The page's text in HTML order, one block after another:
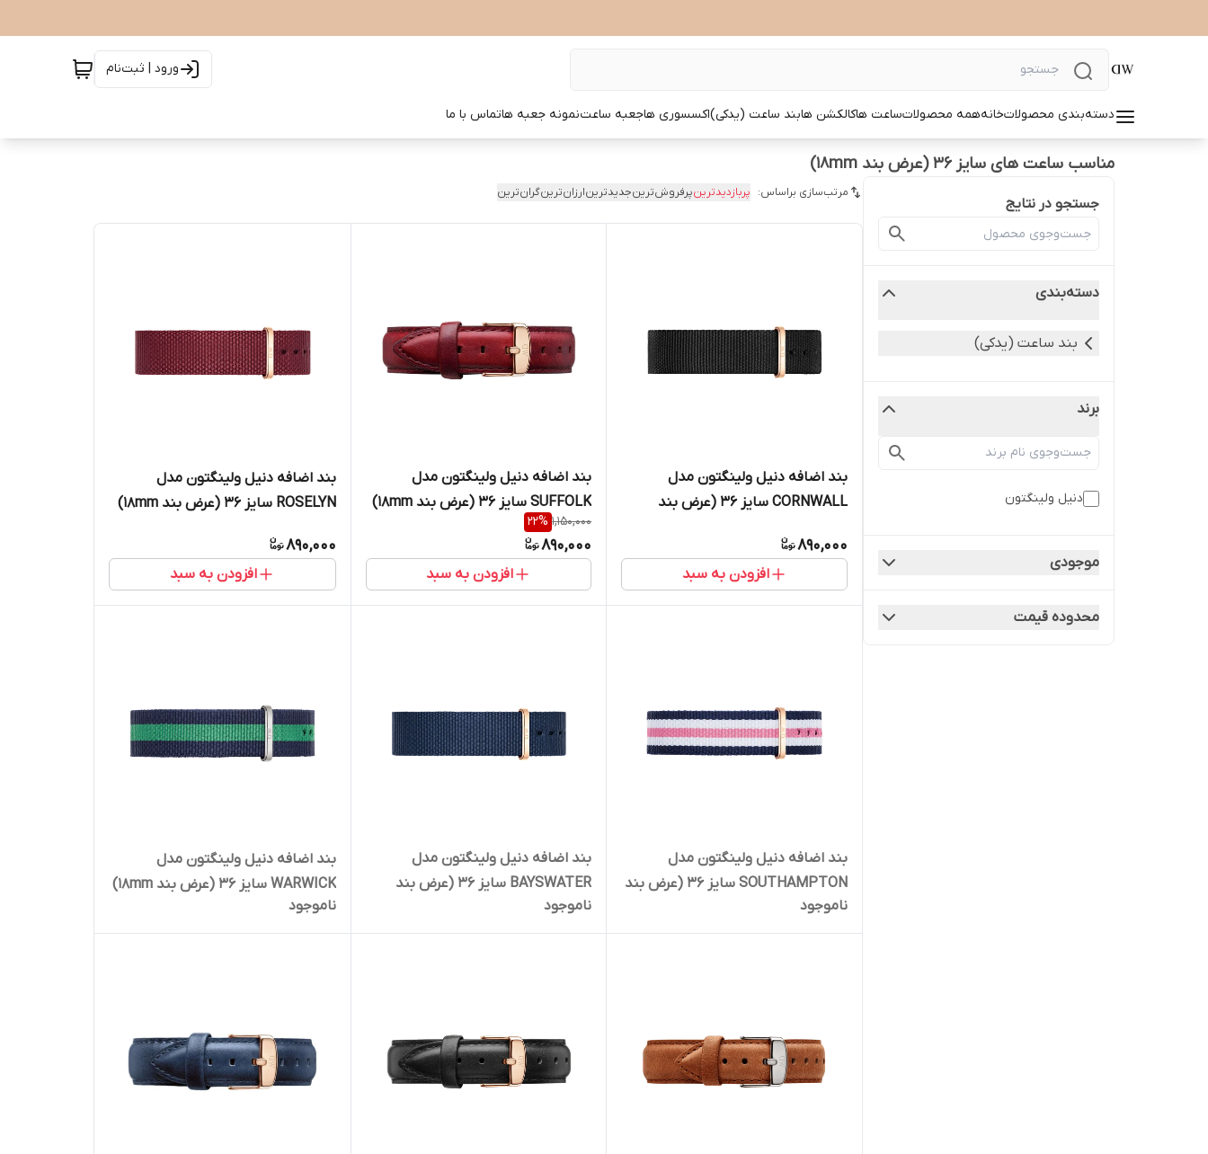
ورود | ثبت‌نام
دسته‌بندی محصولاتخانههمه محصولاتساعت هاکالکشن هابند ساعت (یدکی)اکسسوری هاجعبه ساعتنمونه جعبه هاتماس با ما
مناسب ساعت های سایز 36 (عرض بند ۱۸mm)
جستجو در نتایج
دسته‌بندی
بند ساعت (یدکی)
برند
دنیل ولینگتون
موجودی
محدوده قیمت
مرتب‌سازی براساس: پربازدیدترینپرفروش‌ترینجدیدترینارزان‌ترینگران‌ترین
بند اضافه دنیل ولینگتون مدل
CORNWALL سایز 36 (عرض بند
890,000
افزودن به سبد
بند اضافه دنیل ولینگتون مدل
SUFFOLK سایز 36 (عرض بند 18mm)
1,150,000
22%
890,000
افزودن به سبد
بند اضافه دنیل ولینگتون مدل
ROSELYN سایز 36 (عرض بند ۱۸mm)
890,000
افزودن به سبد
بند اضافه دنیل ولینگتون مدل
SOUTHAMPTON سایز 36 (عرض بند
۱۸mm)
ناموجود
بند اضافه دنیل ولینگتون مدل
BAYSWATER سایز 36 (عرض بند
۱۸mm)
ناموجود
بند اضافه دنیل ولینگتون مدل
WARWICK سایز 36 (عرض بند ۱۸mm)
ناموجود